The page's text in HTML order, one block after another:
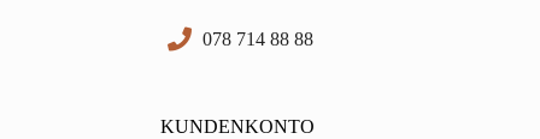
078 714 88 88
KUNDENKONTO